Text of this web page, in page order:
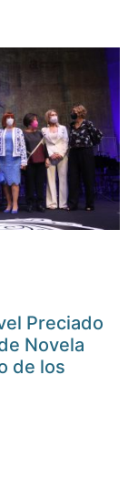
Preciado
Novela
de los